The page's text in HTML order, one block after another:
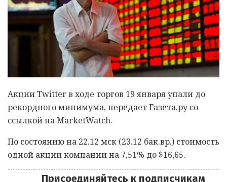
Акции Twitter в ходе торгов 19 января упали до
рекордного минимума, передает Газета.ру со
ссылкой на MarketWatch.
По состоянию на 22.12 мск (23.12 бак.вр.) стоимость
одной акции компании на 7,51% до $16,65.
Присоединяйтесь к подписчикам